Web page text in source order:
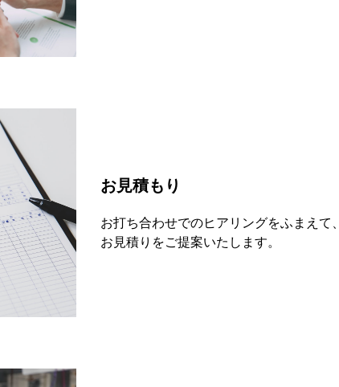
お見積もり
お打ち合わせでのヒアリングをふまえて、
お見積りをご提案いたします。